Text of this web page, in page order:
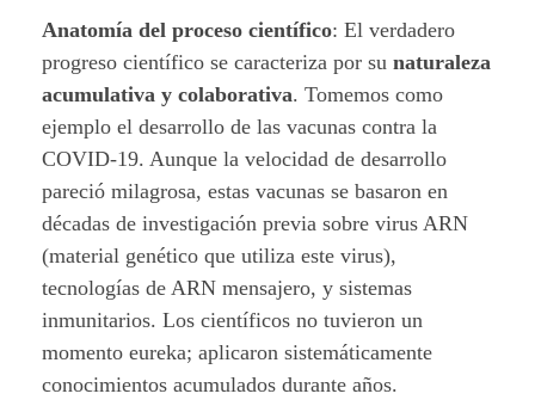
s
o
c
i
e
n
t
Anatomía del proceso científico: El verdadero
progreso científico se caracteriza por su naturaleza
acumulativa y colaborativa. Tomemos como
ejemplo el desarrollo de las vacunas contra la
COVID-19. Aunque la velocidad de desarrollo
pareció milagrosa, estas vacunas se basaron en
décadas de investigación previa sobre virus ARN
(material genético que utiliza este virus),
tecnologías de ARN mensajero, y sistemas
inmunitarios. Los científicos no tuvieron un
momento eureka; aplicaron sistemáticamente
conocimientos acumulados durante años.